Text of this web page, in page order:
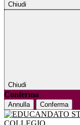
Chiudi
Chiudi
Conferma
Annulla Conferma